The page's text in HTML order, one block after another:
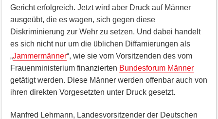
Gericht erfolgreich. Jetzt wird aber Druck auf Männer
ausgeübt, die es wagen, sich gegen diese
Diskriminierung zur Wehr zu setzen. Und dabei handelt
es sich nicht nur um die üblichen Diffamierungen als
„Jammermänner“, wie sie vom Vorsitzenden des vom
Frauenministerium finanzierten Bundesforum Männer
getätigt werden. Diese Männer werden offenbar auch von
ihren direkten Vorgesetzten unter Druck gesetzt.
Manfred Lehmann, Landesvorsitzender der Deutschen